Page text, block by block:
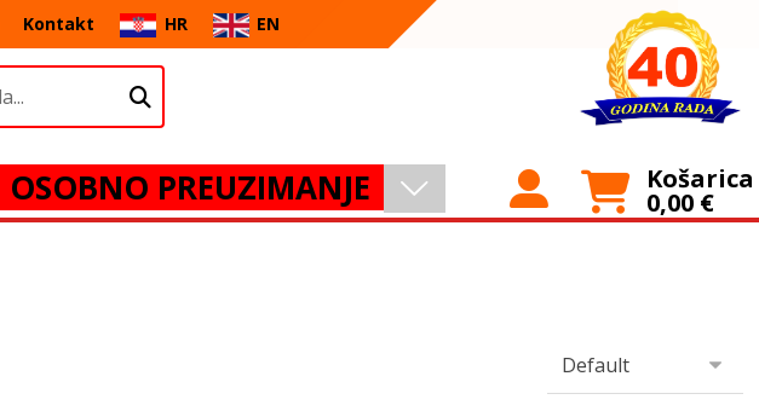
Kontakt HR EN
OSOBNO PREUZIMANJE Košarica
0,00 €